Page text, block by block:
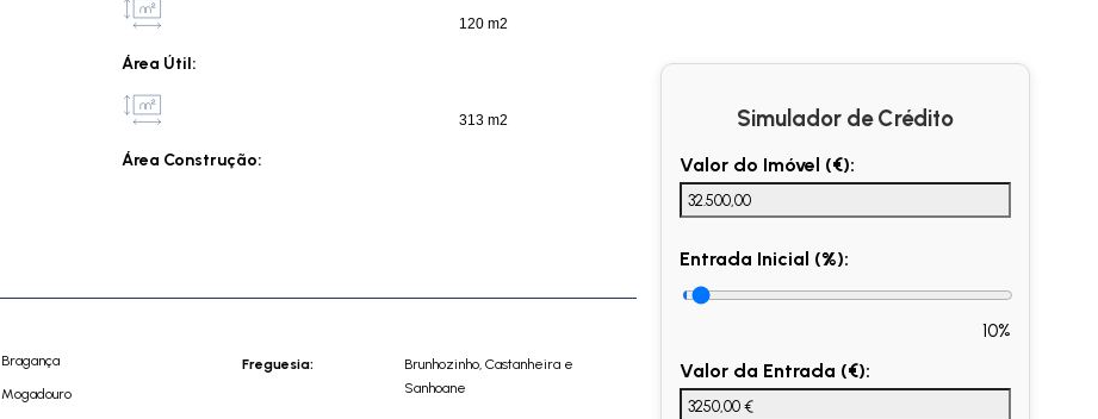
Área Útil:
120 m2
Área Construção:
313 m2
Bragança
Mogadouro
Freguesia:
Brunhozinho, Castanheira e
Sanhoane
Simulador de Crédito
Valor do Imóvel (€):
Entrada Inicial (%):
10%
Valor da Entrada (€):